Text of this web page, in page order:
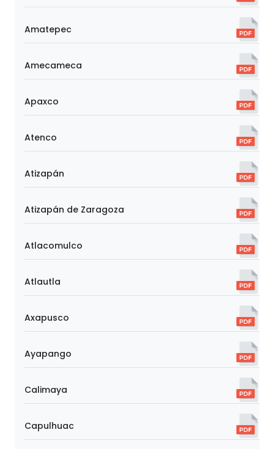
Amatepec
Amecameca
Apaxco
Atenco
Atizapán
Atizapán de Zaragoza
Atlacomulco
Atlautla
Axapusco
Ayapango
Calimaya
Capulhuac